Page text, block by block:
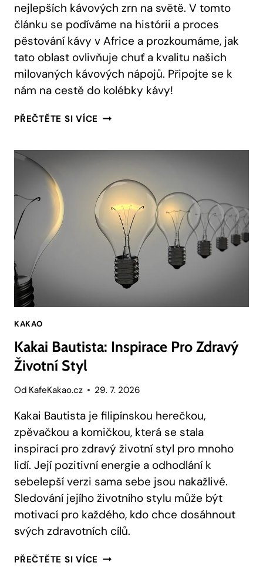
nejlepších kávových zrn na světě. V tomto
článku se podíváme na histórii a proces
pěstování kávy v Africe a prozkoumáme, jak
tato oblast ovlivňuje chuť a kvalitu našich
milovaných kávových nápojů. Připojte se k
nám na cestě do kolébky kávy!
PŘEČTĚTE SI VÍCE AFRIKA
KAKAO
Kakai Bautista: Inspirace Pro Zdravý
Životní Styl
Od KafeKakao.cz 29. 7. 2026
Kakai Bautista je filipínskou herečkou,
zpěvačkou a komičkou, která se stala
inspirací pro zdravý životní styl pro mnoho
lidí. Její pozitivní energie a odhodlání k
sebelepší verzi sama sebe jsou nakažlivé.
Sledování jejího životního stylu může být
motivací pro každého, kdo chce dosáhnout
svých zdravotních cílů.
PŘEČTĚTE SI VÍCE KAKAI